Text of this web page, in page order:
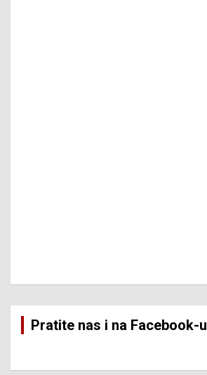
Pratite nas i na Facebook-u